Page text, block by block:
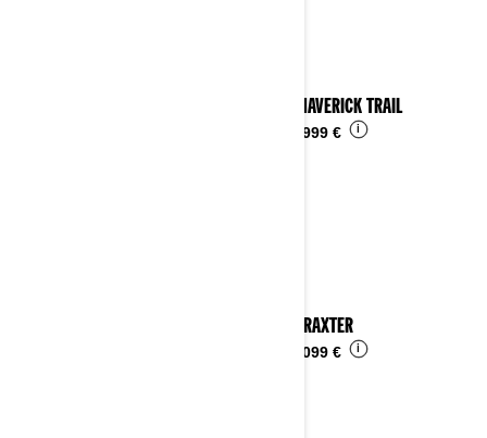
2025 MAVERICK TRAIL
16.999 € i
2025 TRAXTER
17.099 € i